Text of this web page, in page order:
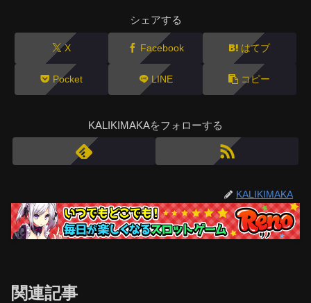
シェアする
X Facebook はてブ
Pocket LINE コピー
KALIKIMAKAをフォローする
KALIKIMAKA
関連記事